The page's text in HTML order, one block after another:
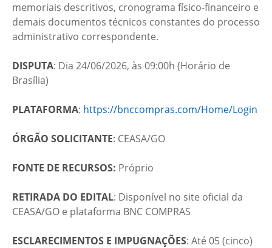
memoriais descritivos, cronograma físico-financeiro e
demais documentos técnicos constantes do processo
administrativo correspondente.
DISPUTA: Dia 24/06/2026, às 09:00h (Horário de
Brasília)
PLATAFORMA: https://bnccompras.com/Home/Login
ÓRGÃO SOLICITANTE: CEASA/GO
FONTE DE RECURSOS: Próprio
RETIRADA DO EDITAL: Disponível no site oficial da
CEASA/GO e plataforma BNC COMPRAS
ESCLARECIMENTOS E IMPUGNAÇÕES: Até 05 (cinco)